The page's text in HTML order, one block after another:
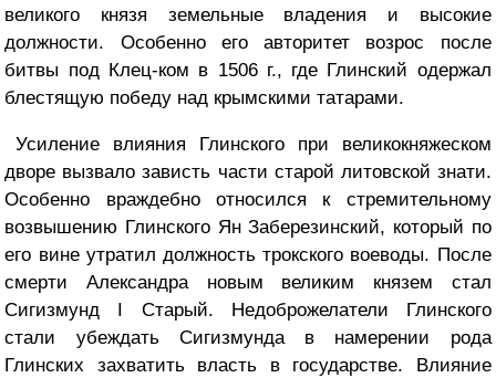
великого князя земельные владения и высокие
должности. Особенно его авторитет возрос после
битвы под Клец-ком в 1506 г., где Глинский одержал
блестящую победу над крымскими татарами.
Усиление влияния Глинского при великокняжеском
дворе вызвало зависть части старой литовской знати.
Особенно враждебно относился к стремительному
возвышению Глинского Ян Заберезинский, который по
его вине утратил должность трокского воеводы. После
смерти Александра новым великим князем стал
Сигизмунд I Старый. Недоброжелатели Глинского
стали убеждать Сигизмунда в намерении рода
Глинских захватить власть в государстве. Влияние